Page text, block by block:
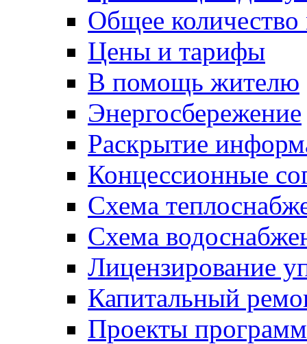
Общее
Цены и тарифы
В помощь жителю
Энергосбережение
Раскрытие
Концессионные
Схема
Схема
Лицензирование
Капитальный
Проекты программ